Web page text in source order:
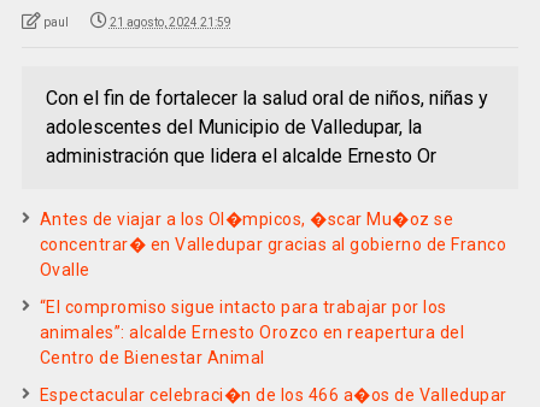
paul 21 agosto, 2024 21:59
Con el fin de fortalecer la salud oral de niños, niñas y
adolescentes del Municipio de Valledupar, la
administración que lidera el alcalde Ernesto Or
Antes de viajar a los Ol�mpicos, �scar Mu�oz se
concentrar� en Valledupar gracias al gobierno de Franco
Ovalle
“El compromiso sigue intacto para trabajar por los
animales”: alcalde Ernesto Orozco en reapertura del
Centro de Bienestar Animal
Espectacular celebraci�n de los 466 a�os de Valledupar